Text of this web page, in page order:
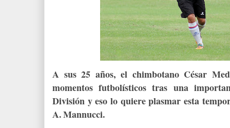
A sus 25 años, el chimbotano César
momentos futbolísticos tras una
División y eso lo quiere plasmar esta
A. Mannucci.